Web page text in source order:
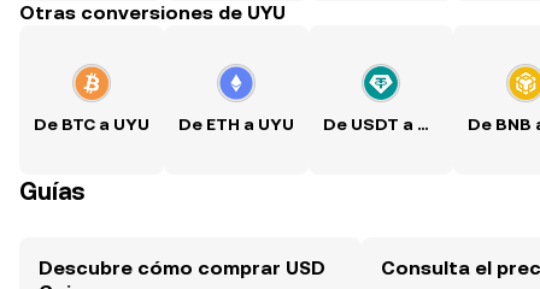
Otras conversiones de UYU
De BTC a UYU De ETH a UYU De USDT a UYU
Guías
Descubre cómo comprar USD
Consulta el